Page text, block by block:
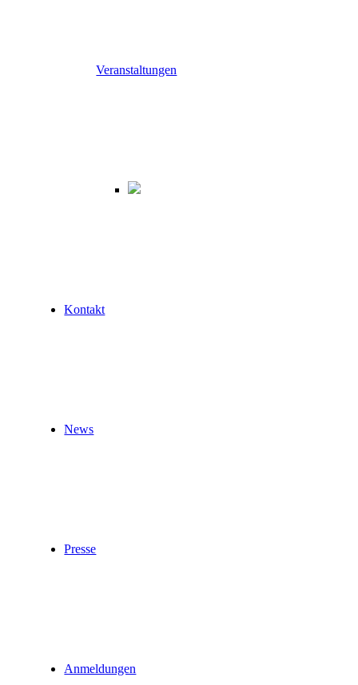
Veranstaltungen
Kontakt
News
Presse
Anmeldungen